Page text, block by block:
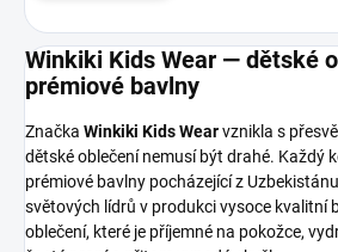
Winkiki Kids Wear — dětské
prémiové bavlny
Značka Winkiki Kids Wearvznikla s
dětské oblečení nemusí být drahé. Každý
prémiové bavlny pocházející z
světových lídrů v produkci vysoce kvalitní
oblečení, které je příjemné na pokožce,